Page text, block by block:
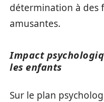
détermination à des
amusantes.
Impact
les enfants
Sur le plan